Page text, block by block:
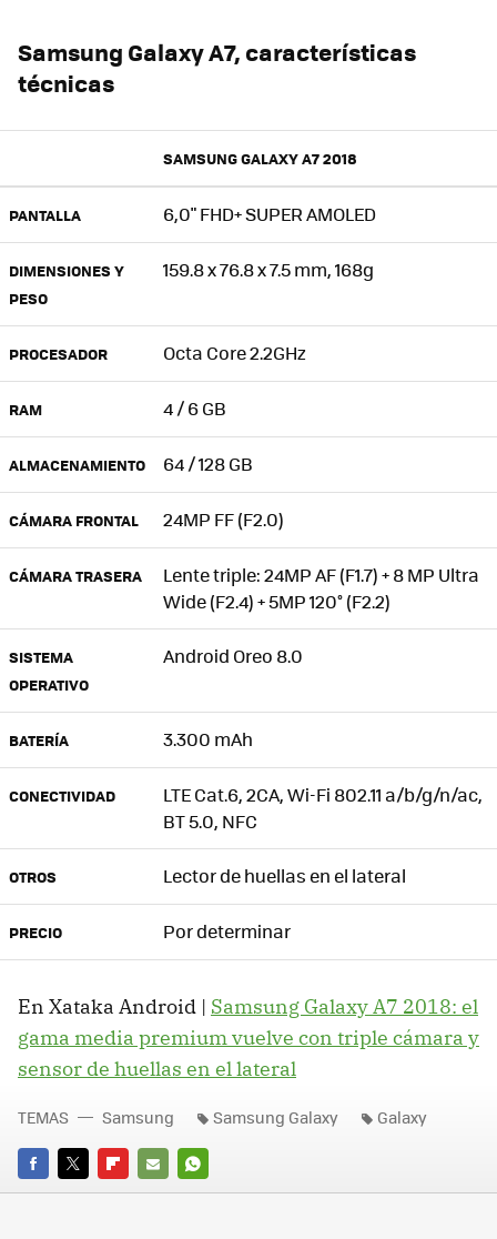
Samsung Galaxy A7, características
técnicas
SAMSUNG GALAXY A7 2018
PANTALLA 6,0" FHD+ SUPER AMOLED
DIMENSIONES Y
PESO
159.8 x 76.8 x 7.5 mm, 168g
PROCESADOR Octa Core 2.2GHz
RAM 4 / 6 GB
ALMACENAMIENTO 64 / 128 GB
CÁMARA FRONTAL 24MP FF (F2.0)
CÁMARA TRASERA
Lente triple: 24MP AF (F1.7) + 8 MP Ultra
Wide (F2.4) + 5MP 120° (F2.2)
SISTEMA
OPERATIVO
Android Oreo 8.0
BATERÍA 3.300 mAh
CONECTIVIDAD
LTE Cat.6, 2CA, Wi-Fi 802.11 a/b/g/n/ac,
BT 5.0, NFC
OTROS Lector de huellas en el lateral
PRECIO Por determinar
En Xataka Android | Samsung Galaxy A7 2018: el
gama media premium vuelve con triple cámara y
sensor de huellas en el lateral
FACEBOOK
TWITTERFLIPBOARD
E-
WHATSAPP
TEMAS Samsung Samsung Galaxy Galaxy